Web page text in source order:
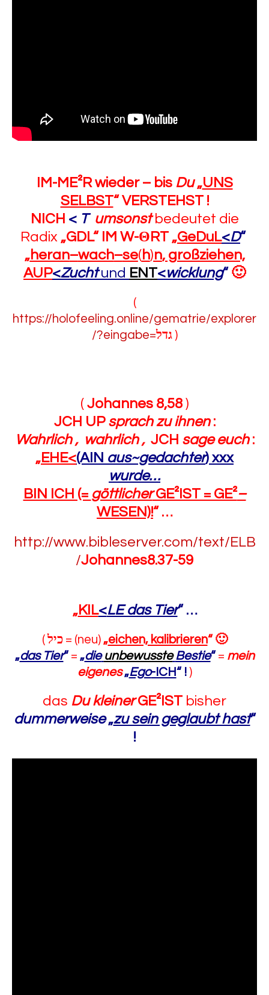
IM-ME²R wieder – bis Du„UNS
SELBST“ VERSTEHST !
NICH < Tumsonst bedeutet die
Radix „GDL“ IM W-Θ RT „GeDuL<D“
„heran–wach–se(h)n, großziehen,
AUP<Zuchtund ENT<wicklung“ 🙂
(
https://holofeeling.online/gematrie/explorer
/?eingabe=גדל )
( Johannes 8,58 )
JCH UP sprach zu ihnen :
Wahrlich , wahrlich ,JCH sage euch :
„EHE<(AIN aus~gedachter) xxx
wurde…
BIN ICH (= göttlicherGE²IST = GE²–
WESEN)!“ …
http://www.bibleserver.com/text/ELB
/Johannes8.37-59
„KIL<LE das Tier“ …
(כיל= (neu) „eichen, kalibrieren“ 🙂
„das Tier“ = „die unbewusste Bestie“ = mein
eigenes „Ego-ICH“ !)
das Du kleinerGE²IST bisher
dummerweise„zu sein geglaubt hast“
!